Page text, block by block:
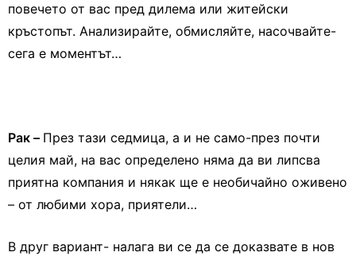
повечето от вас пред дилема или житейски
кръстопът. Анализирайте, обмисляйте, насочвайте-
сега е моментът…
Рак – През тази седмица, а и не само-през почти
целия май, на вас определено няма да ви липсва
приятна компания и някак ще е необичайно оживено
– от любими хора, приятели…
В друг вариант- налага ви се да се доказвате в нов